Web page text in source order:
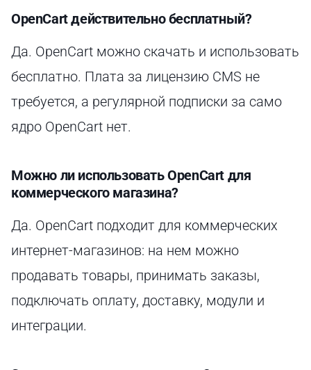
OpenCart действительно бесплатный?
Да. OpenCart можно скачать и использовать
бесплатно. Плата за лицензию CMS не
требуется, а регулярной подписки за само
ядро OpenCart нет.
Можно ли использовать OpenCart для
коммерческого магазина?
Да. OpenCart подходит для коммерческих
интернет-магазинов: на нем можно
продавать товары, принимать заказы,
подключать оплату, доставку, модули и
интеграции.